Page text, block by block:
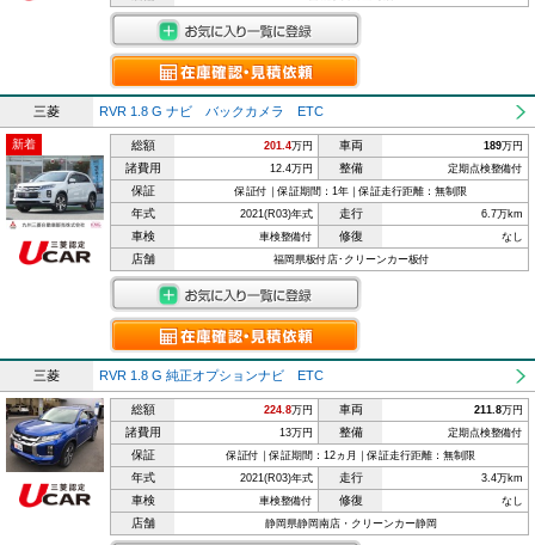
三菱 RVR 1.8 G ナビ バックカメラ ETC
新着 総額 201.4万円 車両 189万円
諸費用 12.4万円 整備 定期点検整備付
保証 保証付｜保証期間：1年｜保証走行距離：無制限
年式 2021(R03)年式 走行 6.7万km
車検 車検整備付 修復 なし
店舗 福岡県板付店･クリーンカー板付
三菱 RVR 1.8 G 純正オプションナビ ETC
総額 224.8万円 車両 211.8万円
諸費用 13万円 整備 定期点検整備付
保証 保証付｜保証期間：12ヵ月｜保証走行距離：無制限
年式 2021(R03)年式 走行 3.4万km
車検 車検整備付 修復 なし
店舗 静岡県静岡南店・クリーンカー静岡